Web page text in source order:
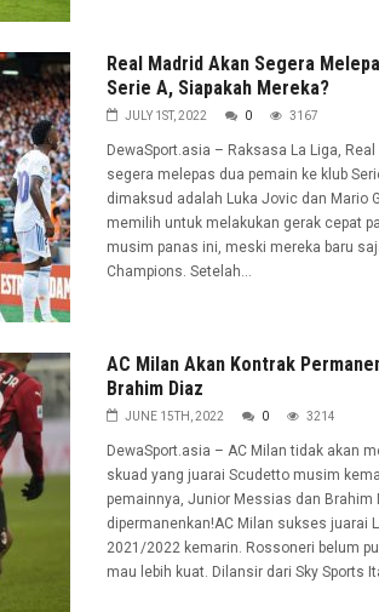
Real Madrid Akan Segera
Serie A, Siapakah Mereka?
JULY 1ST, 2022 0 3167
DewaSport.asia – Raksasa La Liga,
segera melepas dua pemain ke klub
dimaksud adalah Luka Jovic dan Mario
memilih untuk melakukan gerak cepat
musim panas ini, meski mereka baru
Champions. Setelah...
AC Milan Akan Kontrak
Brahim Diaz
JUNE 15TH, 2022 0 3214
DewaSport.asia – AC Milan tidak akan
skuad yang juarai Scudetto musim
pemainnya, Junior Messias dan Brahim
dipermanenkan!AC Milan sukses juarai
2021/2022 kemarin. Rossoneri belum
mau lebih kuat. Dilansir dari Sky Sports